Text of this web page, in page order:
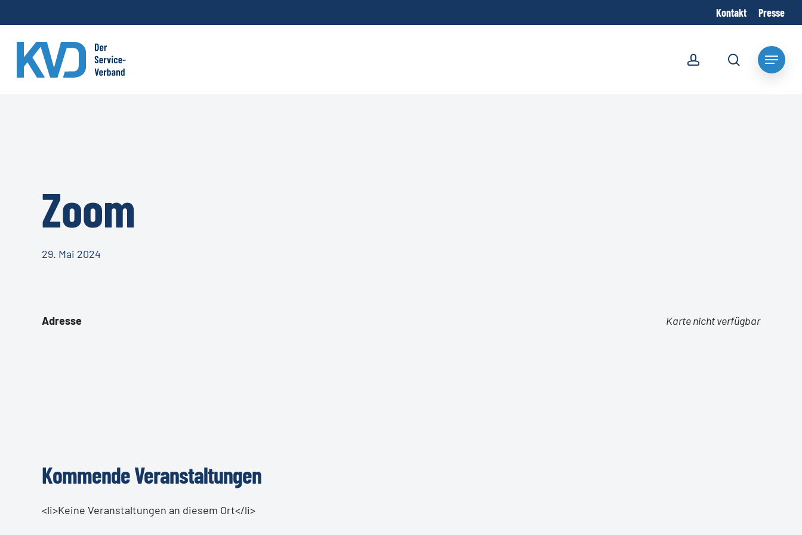
to
main
content
Kontakt Presse
Menu
search
Zoom
29. Mai 2024
Karte nicht verfügbar
Adresse
Kommende Veranstaltungen
<li>Keine Veranstaltungen an diesem Ort</li>